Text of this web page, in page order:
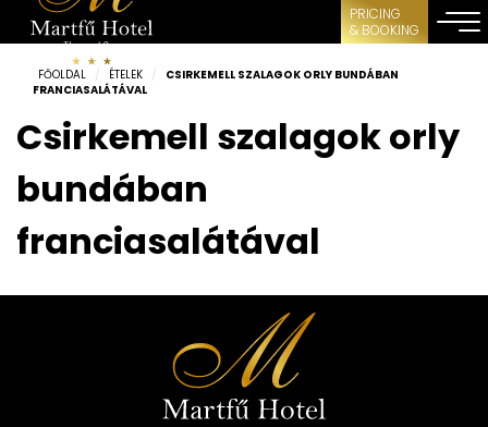
PRICING
& BOOKING
FŐOLDAL / ÉTELEK /
CSIRKEMELL SZALAGOK ORLY BUNDÁBAN
FRANCIASALÁTÁVAL
Csirkemell szalagok orly
bundában
franciasalátával